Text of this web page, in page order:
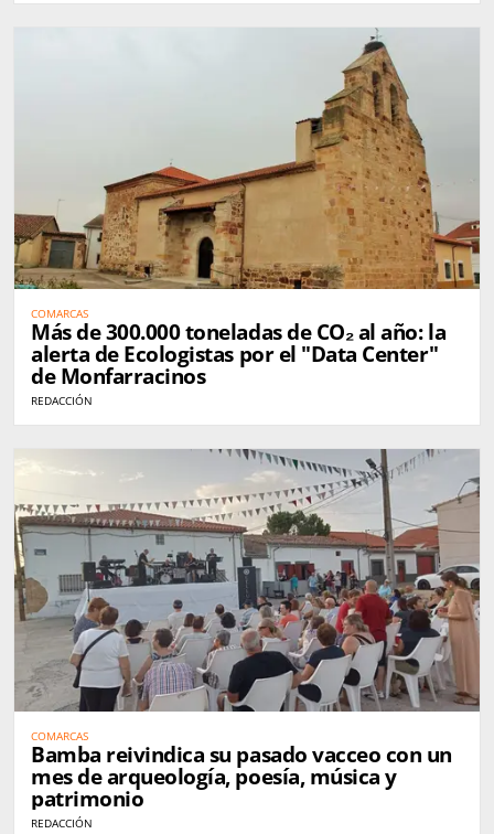
COMARCAS
Más de 300.000 toneladas de CO₂ al año: la
alerta de Ecologistas por el "Data Center"
de Monfarracinos
REDACCIÓN
COMARCAS
Bamba reivindica su pasado vacceo con un
mes de arqueología, poesía, música y
patrimonio
REDACCIÓN